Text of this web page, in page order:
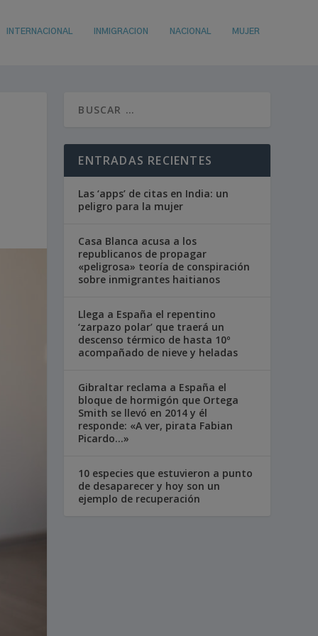
INTERNACIONAL INMIGRACION NACIONAL MUJER
ENTRADAS RECIENTES
Las ‘apps’ de citas en India: un
peligro para la mujer
Casa Blanca acusa a los
republicanos de propagar
«peligrosa» teoría de conspiración
sobre inmigrantes haitianos
Llega a España el repentino
‘zarpazo polar’ que traerá un
descenso térmico de hasta 10º
acompañado de nieve y heladas
Gibraltar reclama a España el
bloque de hormigón que Ortega
Smith se llevó en 2014 y él
responde: «A ver, pirata Fabian
Picardo…»
10 especies que estuvieron a punto
de desaparecer y hoy son un
ejemplo de recuperación